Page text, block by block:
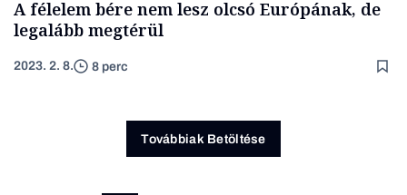
A félelem bére nem lesz olcsó Európának, de
legalább megtérül
2023. 2. 8. 8 perc
Továbbiak Betöltése